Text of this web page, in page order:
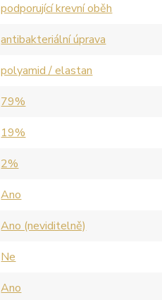
podporující krevní oběh
antibakteriální úprava
polyamid / elastan
79%
19%
2%
Ano
Ano (neviditelně)
Ne
Ano